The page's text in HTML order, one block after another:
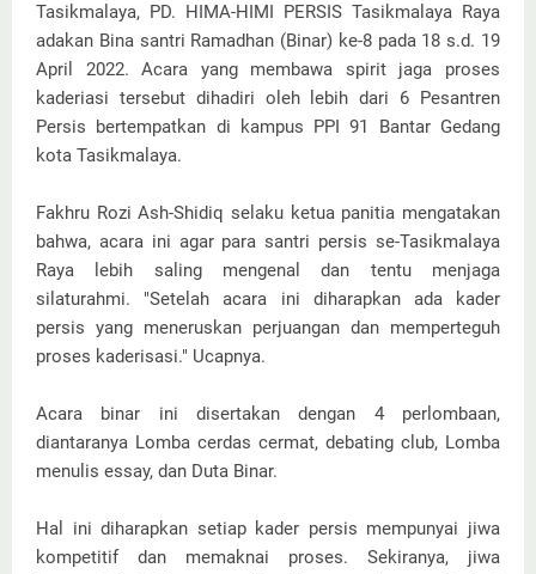
Tasikmalaya, PD. HIMA-HIMI PERSIS Tasikmalaya Raya
adakan Bina santri Ramadhan (Binar) ke-8 pada 18 s.d. 19
April 2022. Acara yang membawa spirit jaga proses
kaderiasi tersebut dihadiri oleh lebih dari 6 Pesantren
Persis bertempatkan di kampus PPI 91 Bantar Gedang
kota Tasikmalaya.
Fakhru Rozi Ash-Shidiq selaku ketua panitia mengatakan
bahwa, acara ini agar para santri persis se-Tasikmalaya
Raya lebih saling mengenal dan tentu menjaga
silaturahmi. "Setelah acara ini diharapkan ada kader
persis yang meneruskan perjuangan dan memperteguh
proses kaderisasi." Ucapnya.
Acara binar ini disertakan dengan 4 perlombaan,
diantaranya Lomba cerdas cermat, debating club, Lomba
menulis essay, dan Duta Binar.
Hal ini diharapkan setiap kader persis mempunyai jiwa
kompetitif dan memaknai proses. Sekiranya, jiwa